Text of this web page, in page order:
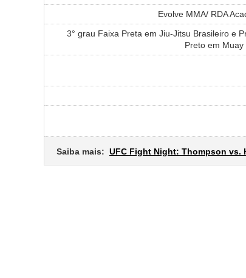
Evolve MMA/ RDA
3° grau Faixa Preta em Jiu-Jitsu Brasileiro e
Preto em Muay
Saiba mais: UFC Fight Night: Thompson vs.